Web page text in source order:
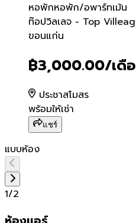
หอพักหอพัก/อพาร์ทเม้น
ท๊อปวิลเลจ
ท๊อปวิลเลจ - Top
ขอนแก่น
฿3,000.00/เดื
ประชาสโมสร
พร้อมให้เช่า
แชร์
แบบห้อง
1/2